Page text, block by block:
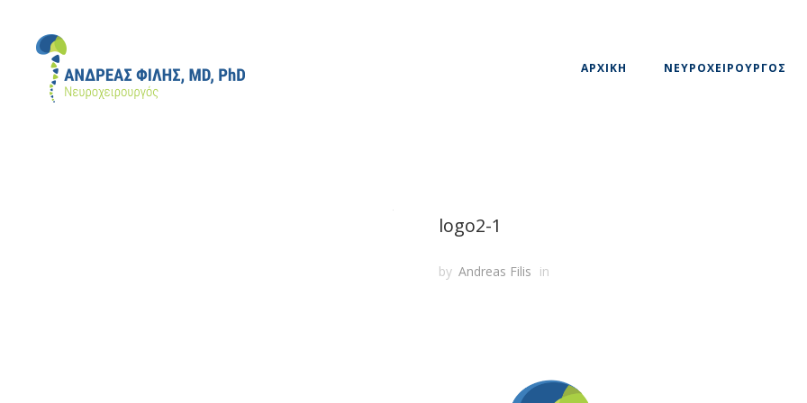
ΑΡΧΙΚΗ ΝΕΥΡΟΧΕΙΡΟΥΡΓΟΣ
logo2-1
by Andreas Filis in